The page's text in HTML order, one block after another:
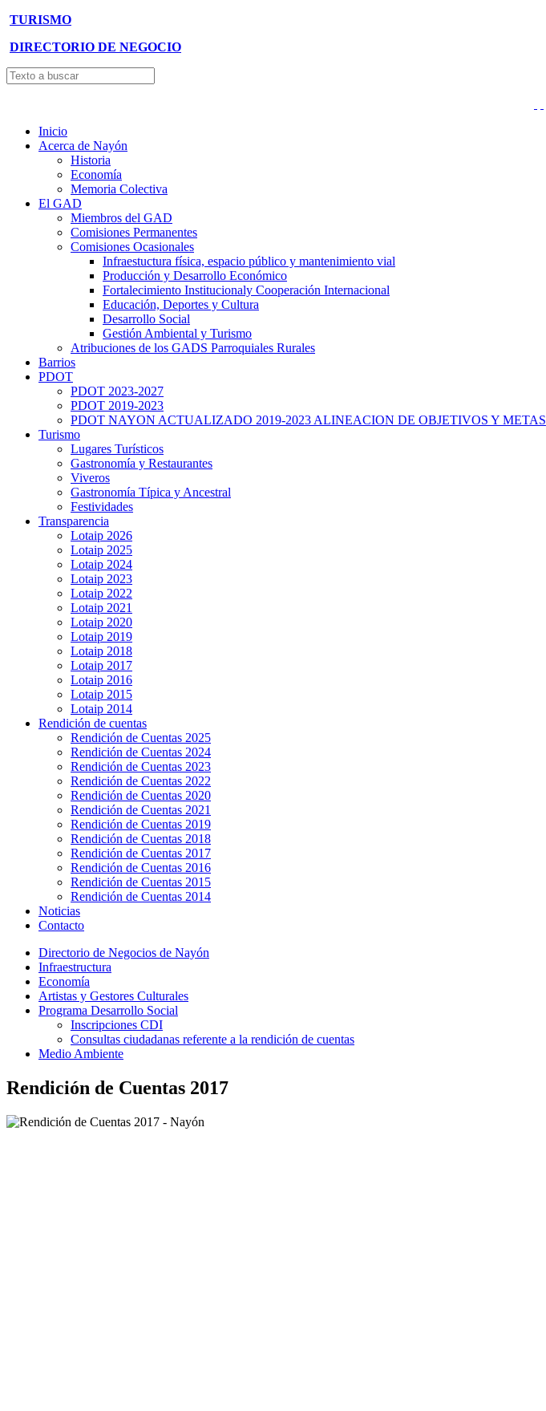
TURISMO
DIRECTORIO DE NEGOCIO
Inicio
Acerca de Nayón
Historia
Economía
Memoria Colectiva
El GAD
Miembros del GAD
Comisiones Permanentes
Comisiones Ocasionales
Infraestuctura física, espacio público y mantenimiento vial
Producción y Desarrollo Económico
Fortalecimiento Institucionaly Cooperación Internacional
Educación, Deportes y Cultura
Desarrollo Social
Gestión Ambiental y Turismo
Atribuciones de los GADS Parroquiales Rurales
Barrios
PDOT
PDOT 2023-2027
PDOT 2019-2023
PDOT NAYON ACTUALIZADO 2019-2023 ALINEACION DE OBJETIVOS Y METAS
Turismo
Lugares Turísticos
Gastronomía y Restaurantes
Viveros
Gastronomía Típica y Ancestral
Festividades
Transparencia
Lotaip 2026
Lotaip 2025
Lotaip 2024
Lotaip 2023
Lotaip 2022
Lotaip 2021
Lotaip 2020
Lotaip 2019
Lotaip 2018
Lotaip 2017
Lotaip 2016
Lotaip 2015
Lotaip 2014
Rendición de cuentas
Rendición de Cuentas 2025
Rendición de Cuentas 2024
Rendición de Cuentas 2023
Rendición de Cuentas 2022
Rendición de Cuentas 2020
Rendición de Cuentas 2021
Rendición de Cuentas 2019
Rendición de Cuentas 2018
Rendición de Cuentas 2017
Rendición de Cuentas 2016
Rendición de Cuentas 2015
Rendición de Cuentas 2014
Noticias
Contacto
Directorio de Negocios de Nayón
Infraestructura
Economía
Artistas y Gestores Culturales
Programa Desarrollo Social
Inscripciones CDI
Consultas ciudadanas referente a la rendición de cuentas
Medio Ambiente
Rendición de Cuentas 2017